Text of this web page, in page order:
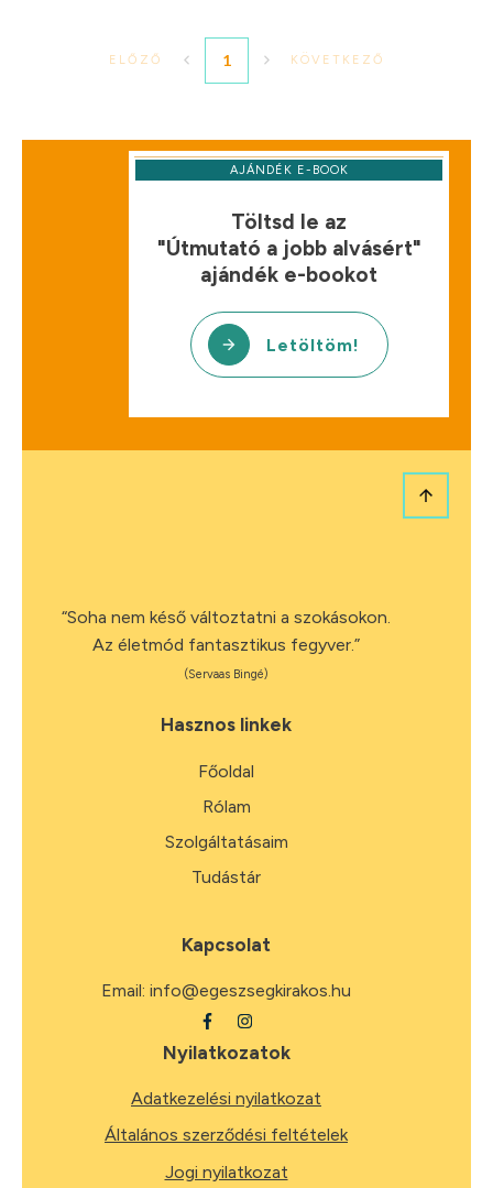
ELŐZŐ 1 KÖVETKEZŐ
AJÁNDÉK E-BOOK
Töltsd le az
"Útmutató a jobb alvásért"
ajándék e-bookot
Letöltöm!
“Soha nem késő változtatni a szokásokon.
Az életmód fantasztikus fegyver.”
(Servaas Bingé)
Hasznos linkek
Főoldal
Rólam
Szolgáltatásaim
Tudástár
Kapcsolat
Email: info@egeszsegkirakos.hu
Nyilatkozatok
Adatkezelési nyilatkozat
Általános szerződési feltételek
Jogi nyilatkozat